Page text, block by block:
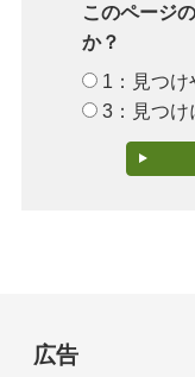
このページ
か？
1：見つけ
3：見つけ
広告